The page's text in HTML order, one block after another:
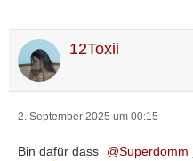
12Toxii
2. September 2025 um 00:15
Bin dafür dass Superdomm